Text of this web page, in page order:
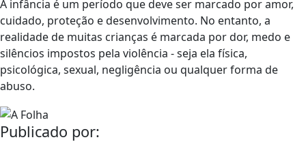
A infância é um período que deve ser marcado por amor,
cuidado, proteção e desenvolvimento. No entanto, a
realidade de muitas crianças é marcada por dor, medo e
silêncios impostos pela violência - seja ela física,
psicológica, sexual, negligência ou qualquer forma de
abuso.
Publicado por: